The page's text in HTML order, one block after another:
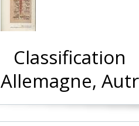
Allemagne,